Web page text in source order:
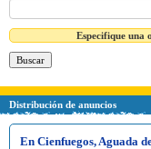
Especifique una
Distribución de anuncios
En Cienfuegos, Aguada